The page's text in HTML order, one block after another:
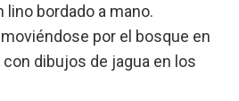
bordado a mano.
por el bosque en
dibujos de jagua en los